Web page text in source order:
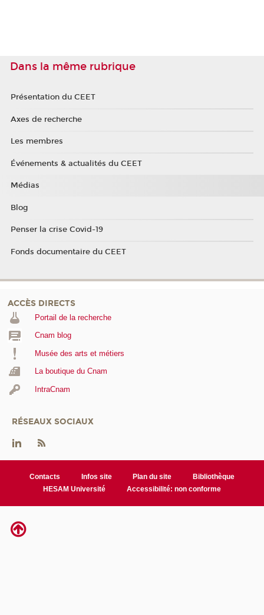
Dans la même rubrique
Présentation du CEET
Axes de recherche
Les membres
Événements & actualités du CEET
Médias
Blog
Penser la crise Covid-19
Fonds documentaire du CEET
ACCÈS DIRECTS
Portail de la recherche
Cnam blog
Musée des arts et métiers
La boutique du Cnam
IntraCnam
RÉSEAUX SOCIAUX
Contacts Infos site Plan du site
Bibliothèque
HESAM Université
Accessibilité: non conforme